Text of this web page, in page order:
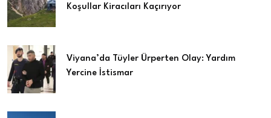
Koşullar Kiracıları Kaçırıyor
Viyana’da Tüyler Ürperten Olay: Yardım
Yercine İstismar